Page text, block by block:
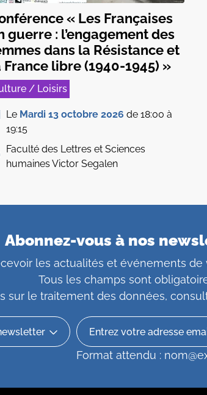
« Les Françaises
guerre : l’engagement des
dans la Résistance et
France libre (1940-1945) »
/ Loisirs
Le Mardi 13 octobre 2026 de 18:00 à
19:15
Faculté des Lettres et Sciences
humaines Victor Segalen
Abonnez-vous à nos
les actualités et événements
Tous les champs sont
sur le traitement des données,
Format attendu :